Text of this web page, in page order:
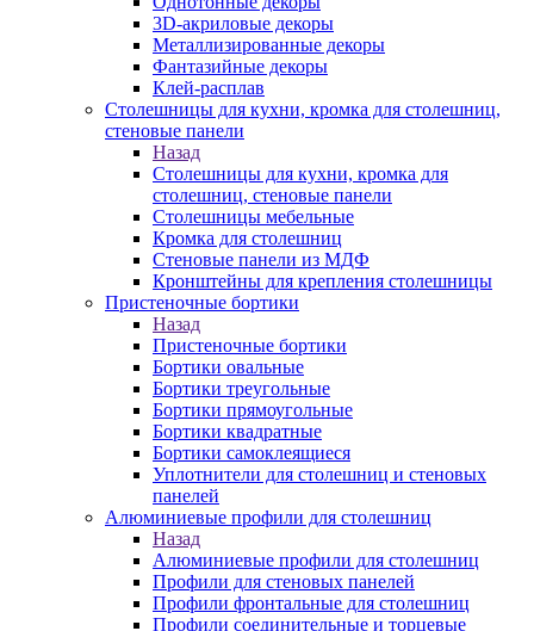
3D-акриловые декоры
Металлизированные декоры
Фантазийные декоры
Клей-расплав
Столешницы для кухни, кромка для столешниц,
стеновые панели
Назад
Столешницы для кухни, кромка для
столешниц, стеновые панели
Столешницы мебельные
Кромка для столешниц
Стеновые панели из МДФ
Кронштейны для крепления столешницы
Пристеночные бортики
Назад
Пристеночные бортики
Бортики овальные
Бортики треугольные
Бортики прямоугольные
Бортики квадратные
Бортики самоклеящиеся
Уплотнители для столешниц и стеновых
панелей
Алюминиевые профили для столешниц
Назад
Алюминиевые профили для столешниц
Профили для стеновых панелей
Профили фронтальные для столешниц
Профили соединительные и торцевые